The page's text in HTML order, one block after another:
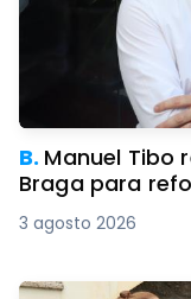
B. Manuel Tibo
Braga para
3 agosto 2026